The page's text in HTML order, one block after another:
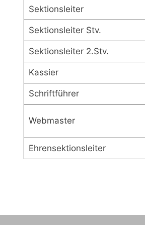
Sektionsleiter
Sektionsleiter Stv.
Sektionsleiter 2.Stv.
Kassier
Schriftführer
Webmaster
Ehrensektionsleiter